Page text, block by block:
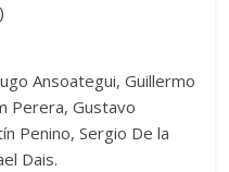
Ansoategui, Guillermo
Perera, Gustavo
Penino, Sergio De la
Dais.